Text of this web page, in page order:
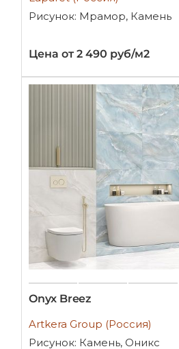
Рисунок: Мрамор, Камень
Цена от 2 490 руб/м2
Onyx Breez
Artkera Group (Россия)
Рисунок: Камень, Оникс